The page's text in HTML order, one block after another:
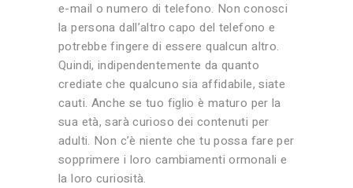
e-mail o numero di telefono. Non conosci
la persona dall’altro capo del telefono e
potrebbe fingere di essere qualcun altro.
Quindi, indipendentemente da quanto
crediate che qualcuno sia affidabile, siate
cauti. Anche se tuo figlio è maturo per la
sua età, sarà curioso dei contenuti per
adulti. Non c’è niente che tu possa fare per
sopprimere i loro cambiamenti ormonali e
la loro curiosità.